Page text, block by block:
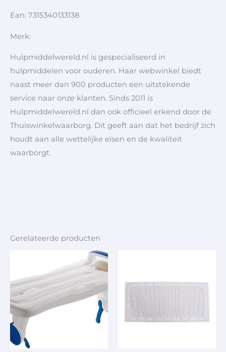
Ean: 7315340133138
Merk:
Hulpmiddelwereld.nl is gespecialiseerd in
hulpmiddelen voor ouderen. Haar webwinkel biedt
naast meer dan 900 producten een uitstekende
service naar onze klanten. Sinds 2011 is
Hulpmiddelwereld.nl dan ook officieel erkend door de
Thuiswinkelwaarborg. Dit geeft aan dat het bedrijf zich
houdt aan alle wettelijke eisen en de kwaliteit
waarborgt.
Gerelateerde producten